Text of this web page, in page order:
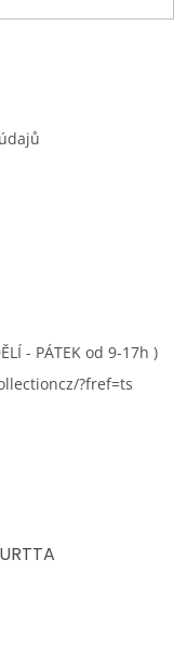
- PÁTEK od 9-17h )
?fref=ts